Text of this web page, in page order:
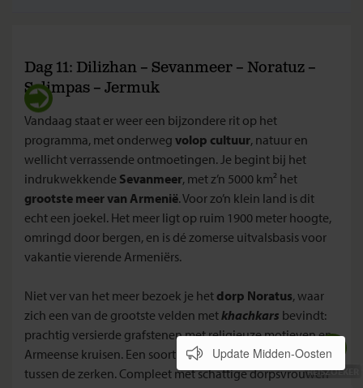
REISZOEKER
Dag 11: Dilizhan – Sevanmeer – Noratuz –
Selimpas – Jermuk
Vandaag staat er weer een bijzondere rit op het
programma, met onderweg volop cultuur, natuur en
wellicht verrassende ontmoetingen. Je begint bij het
indrukwekkende Sevanmeer, met z’n 5000 km² het
grootste meer van Armenië. Voor zo’n klein land is dit
echt een joekel. Het meer ligt op ruim 1900 meter hoogte,
omringd door bergen, en is dé zomerse uitvalsbasis voor
vakantie vierende Armeniërs.
Niet ver van het meer bezoek je het dorp Noratus, waar
zich een van de grootste velden metkhachkars bevindt:
prachtig versierde grafstenen met religieuze motieven en
Armeense kruisen. Een soort openluchtmuseum, maar dan
tussen de zerken. Compleet met schattige dorpsvrouwen
Update Midden-Oosten